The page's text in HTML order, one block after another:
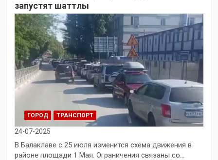
запустят шаттлы
ГОРОД ТРАНСПОРТ
24-07-2025
В Балаклаве с 25 июля изменится схема движения в
районе площади 1 Мая. Ограничения связаны со…